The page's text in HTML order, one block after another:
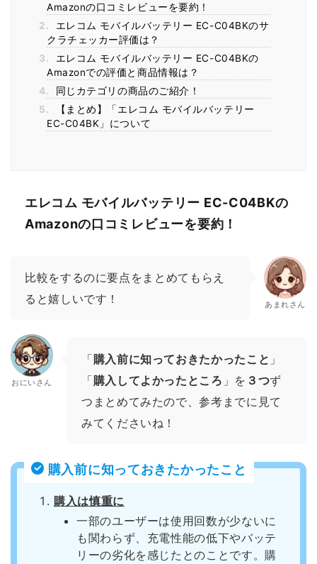
Amazonの口コミレビューを要約！
2.
エレコム モバイルバッテリー EC-C04BKのサ
クラチェッカー評価は？
3.
エレコム モバイルバッテリー EC-C04BKの
Amazonでの評価と商品情報は？
4.
同じカテゴリの商品のご紹介！
5.
【まとめ】「エレコム モバイルバッテリー
EC-C04BK」について
エレコム モバイルバッテリー EC-C04BKの
Amazonの口コミレビューを要約！
比較をするのに要点をまとめてもらえ
ると嬉しいです！
あまれさん
おにいさん
「購入前に知っておきたかったこと 」
「購入してよかったところ 」を ３つず
つまとめてみたので、参考までに見て
みてくださいね！
購入前に知っておきたかったこと
購入は慎重に
一部のユーザーは使用回数が少ないに
も関わらず、充電性能の低下やバッテ
リーの劣化を感じたとのことです。購